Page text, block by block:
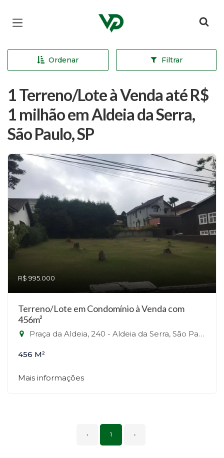
Página inicial
Ordenar Filtrar
1 Terreno/Lote à Venda até R$
1 milhão em Aldeia da Serra,
São Paulo, SP
R$ 995.000
Terreno/Lote em Condomínio à Venda com
456m²
Praça da Aldeia, 240 - Aldeia da Serra, São Paulo-SP
456 M²
Mais informações
‹ 1 ›